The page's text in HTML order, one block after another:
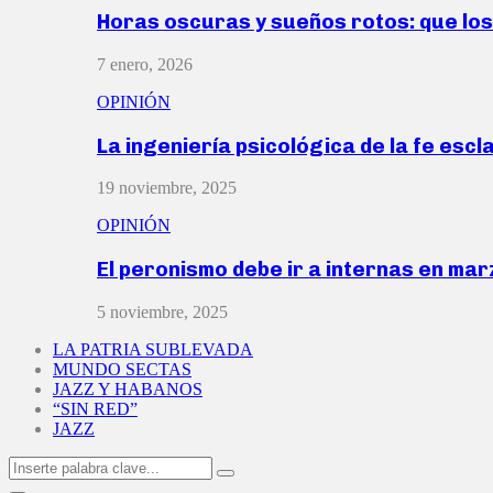
Horas oscuras y sueños rotos: que
7 enero, 2026
OPINIÓN
La ingeniería psicológica de la fe
19 noviembre, 2025
OPINIÓN
El peronismo debe ir a internas en
5 noviembre, 2025
LA PATRIA SUBLEVADA
MUNDO SECTAS
JAZZ Y HABANOS
“SIN RED”
JAZZ
Search
for:
Search